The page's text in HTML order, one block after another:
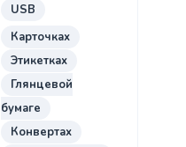
USB
Карточках
Этикетках
Глянцевой
бумаге
Конвертах